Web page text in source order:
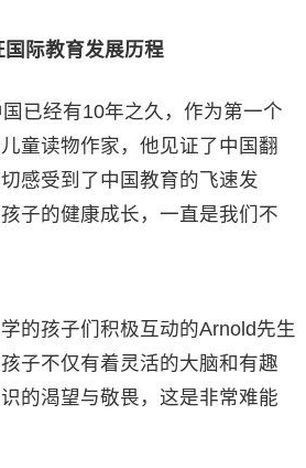
际教育发展历程
经有10年之久，作为第一个
童读物作家，他见证了中国翻
感受到了中国教育的飞速发
子的健康成长，一直是我们不
孩子们积极互动的Arnold先生
子不仅有着灵活的大脑和有趣
的渴望与敬畏，这是非常难能